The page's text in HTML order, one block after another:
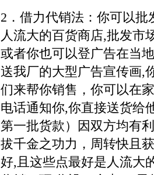
2．借力代销法：你可以
人流大的百货商店,批发市
或者你也可以登广告在当
送我厂的大型广告宣传画,
们来帮你销售，你可以在
电话通知你,你直接送货给
第一批货款）因双方均有
拔千金之功力，周转快且
好,且这些点最好是人流大